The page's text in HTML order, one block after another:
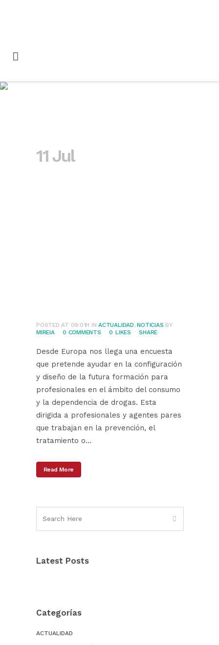
11 Jul
POSTED AT 09:01H INACTUALIDAD,NOTICIAS BY
MIREIA
0 COMMENTS 0 LIKES SHARE
Desde Europa nos llega una encuesta
que pretende ayudar en la configuración
y diseño de la futura formación para
profesionales en el ámbito del consumo
y la dependencia de drogas. Esta
dirigida a profesionales y agentes pares
que trabajan en la prevención, el
tratamiento o...
Read More
Latest Posts
Categorías
ACTUALIDAD